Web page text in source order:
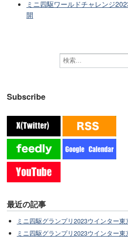
ミニ四駆ワールドチャレンジ
開
Subscribe
最近の記事
ミニ四駆グランプリ2023ウインター
ミニ四駆グランプリ2023ウインター